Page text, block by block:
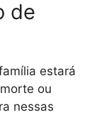
de
estará
ou
nessas